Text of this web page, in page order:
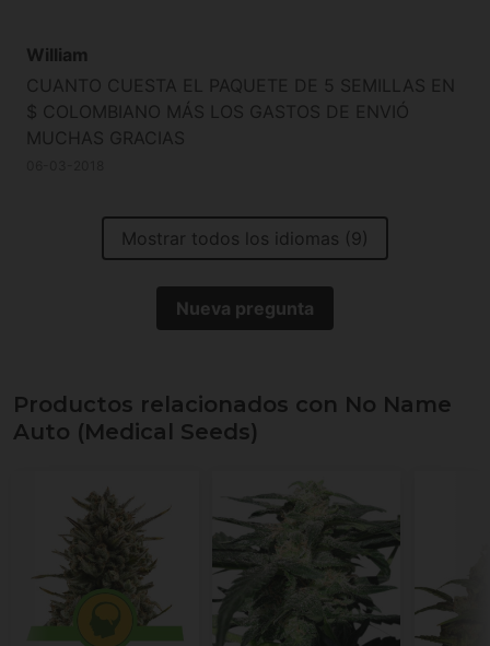
William
CUANTO CUESTA EL PAQUETE DE 5 SEMILLAS EN
$ COLOMBIANO MÁS LOS GASTOS DE ENVIÓ
MUCHAS GRACIAS
Mostrar todos los idiomas (9)
Nueva pregunta
Productos relacionados con No Name
Auto (Medical Seeds)